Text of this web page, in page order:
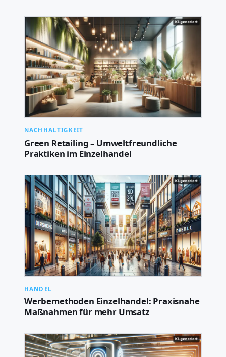
NACHHALTIGKEIT
Green Retailing – Umweltfreundliche
Praktiken im Einzelhandel
HANDEL
Werbemethoden Einzelhandel: Praxisnahe
Maßnahmen für mehr Umsatz